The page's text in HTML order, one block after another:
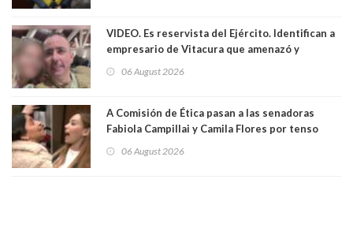
VIDEO. Es reservista del Ejército. Identifican a
empresario de Vitacura que amenazó y
al "ring raja". Se trata de Andrés Arrieta y la
06 August 2026
A Comisión de Ética pasan a las senadoras
Fabiola Campillai y Camila Flores por tenso
06 August 2026